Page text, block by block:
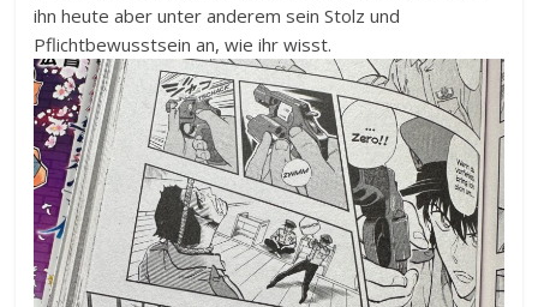
ihn heute aber unter anderem sein Stolz und
Pflichtbewusstsein an, wie ihr wisst.